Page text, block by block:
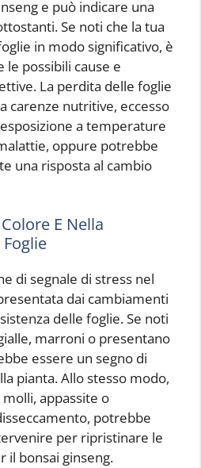
e può indicare una
Se noti che la tua
in modo significativo, è
le possibili cause e
La perdita delle foglie
carenze nutritive, eccesso
esposizione a temperature
oppure potrebbe
una risposta al cambio
E Nella
di segnale di stress nel
dai cambiamenti
delle foglie. Se noti
marroni o presentano
essere un segno di
pianta. Allo stesso modo,
appassite o
potrebbe
per ripristinare le
il bonsai ginseng.